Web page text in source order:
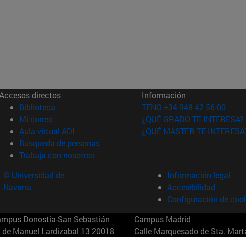
Accesos directos
Biblioteca (abre en nueva ventana)
Mi correo(abre en nueva ventana)
Aula virtual ADI (abre en nueva ventana)
Búsqueda de personas(abre en nueva ventana)
Trabaja con nosotros(abre en nueva ventana)
Información
TFNO +34 948 42 56 00
¿QUÉ GRADO TE INTERESA?
¿QUÉ MÁSTER TE
© Universidad de
Navarra
Información legal
Accesibilidad
Configuración de
Donostia-San Sebastián
de Manuel Lardizabal 13 20018
Campus Madrid
Calle Marquesado de Sta.